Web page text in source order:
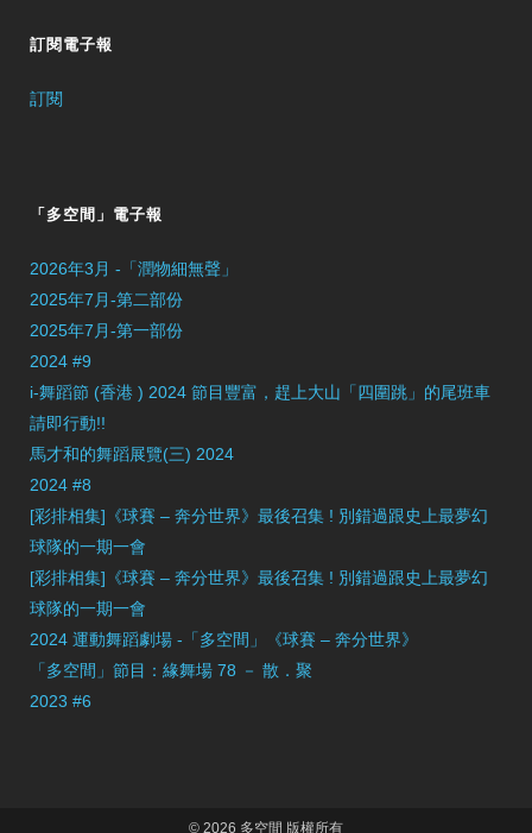
訂閱電子報
訂閱
「多空間」電子報
2026年3月 -「潤物細無聲」
2025年7月-第二部份
2025年7月-第一部份
2024 #9
i-舞蹈節 (香港 ) 2024 節目豐富，趕上大山「四圍跳」的尾班車
請即行動!!
馬才和的舞蹈展覽(三) 2024
2024 #8
[彩排相集]《球賽 – 奔分世界》最後召集 ! 別錯過跟史上最夢幻
球隊的一期一會
[彩排相集]《球賽 – 奔分世界》最後召集 ! 別錯過跟史上最夢幻
球隊的一期一會
2024 運動舞蹈劇場 -「多空間」《球賽 – 奔分世界》
「多空間」節目：緣舞場 78 － 散．聚
2023 #6
© 2026 多空間 版權所有